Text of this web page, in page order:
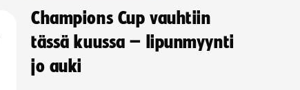
Champions Cup vauhtiin
tässä kuussa – lipunmyynti
jo auki